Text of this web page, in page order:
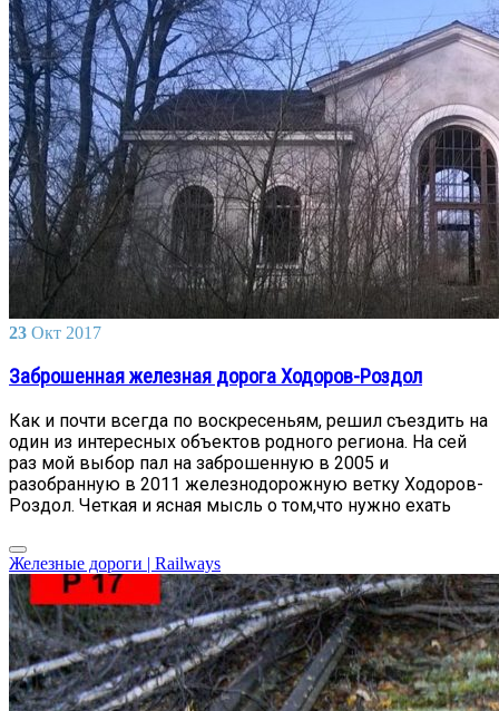
23 Окт 2017
Заброшенная железная дорога Ходоров-Роздол
Как и почти всегда по воскресеньям, решил съездить на
один из интересных объектов родного региона. На сей
раз мой выбор пал на заброшенную в 2005 и
разобранную в 2011 железнодорожную ветку Ходоров-
Роздол. Четкая и ясная мысль о том,что нужно ехать
Железные дороги | Railways